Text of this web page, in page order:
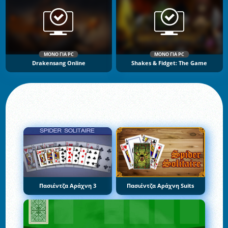
ΜΌΝΟ ΓΙΑ PC
Drakensang Online
ΜΌΝΟ ΓΙΑ PC
Shakes & Fidget: The Game
Πασιέντζα Αράχνη 3 Πασιέντζα Αράχνη Suits